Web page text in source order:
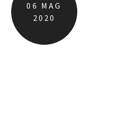
06 MAG
2020